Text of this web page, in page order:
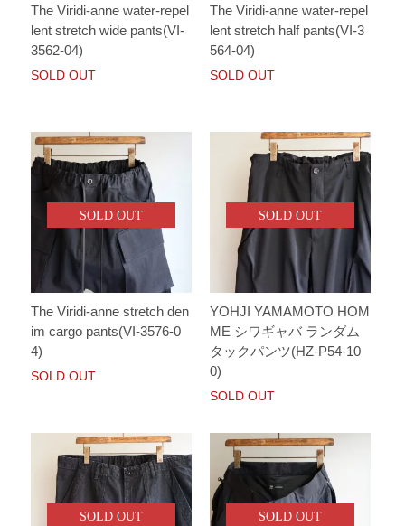
The Viridi-anne water-repel
lent stretch wide pants(VI-
3562-04)
SOLD OUT
The Viridi-anne water-repel
lent stretch half pants(VI-3
564-04)
SOLD OUT
SOLD OUT
The Viridi-anne stretch den
im cargo pants(VI-3576-0
4)
SOLD OUT
SOLD OUT
YOHJI YAMAMOTO HOM
ME シワギャバ ランダム
タックパンツ(HZ-P54-10
0)
SOLD OUT
SOLD OUT SOLD OUT